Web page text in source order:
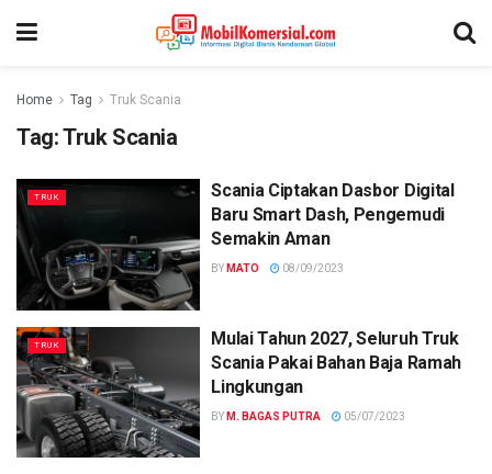
Home Tag Truk Scania
Tag:Truk Scania
TRUK
Scania Ciptakan Dasbor Digital
Baru Smart Dash, Pengemudi
Semakin Aman
BY MATO 08/09/2023
TRUK
Mulai Tahun 2027, Seluruh Truk
Scania Pakai Bahan Baja Ramah
Lingkungan
BY M. BAGAS PUTRA 05/07/2023